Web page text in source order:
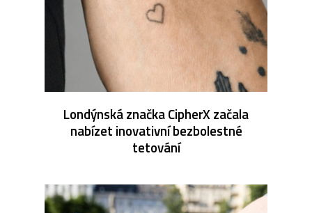
Londýnská značka CipherX začala
nabízet inovativní bezbolestné
tetování